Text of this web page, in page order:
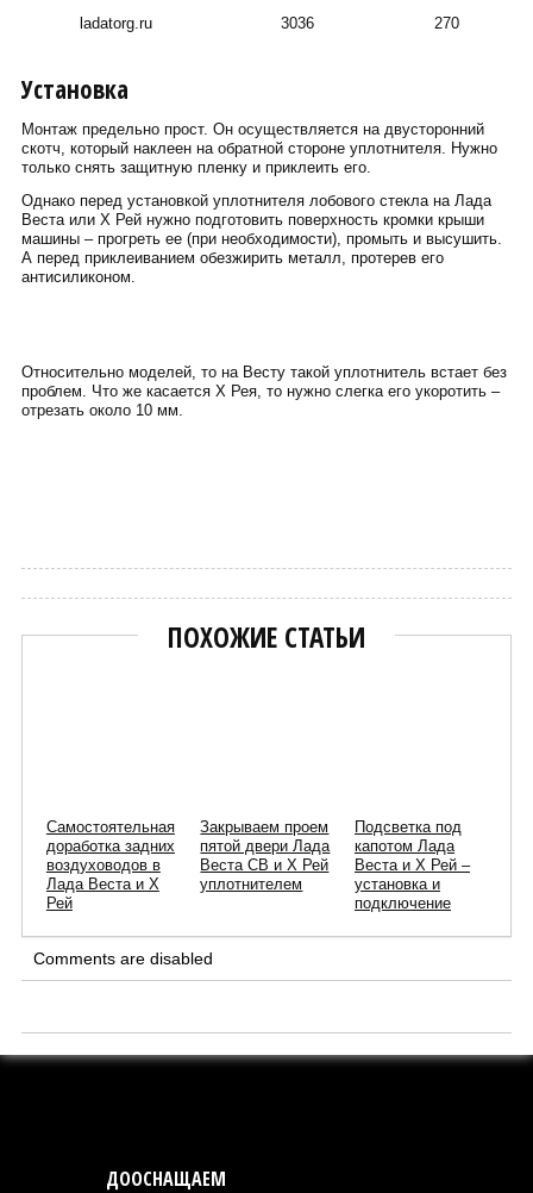
ladatorg.ru
3036 270
Установка
Монтаж предельно прост. Он осуществляется на двусторонний
скотч, который наклеен на обратной стороне уплотнителя. Нужно
только снять защитную пленку и приклеить его.
Однако перед установкой уплотнителя лобового стекла на Лада
Веста или Х Рей нужно подготовить поверхность кромки крыши
машины – прогреть ее (при необходимости), промыть и высушить.
А перед приклеиванием обезжирить металл, протерев его
антисиликоном.
Относительно моделей, то на Весту такой уплотнитель встает без
проблем. Что же касается Х Рея, то нужно слегка его укоротить –
отрезать около 10 мм.
ПОХОЖИЕ СТАТЬИ
Самостоятельная
доработка задних
воздуховодов в
Лада Веста и Х
Рей
Закрываем проем
пятой двери Лада
Веста СВ и Х Рей
уплотнителем
Подсветка под
капотом Лада
Веста и Х Рей –
установка и
подключение
Comments are disabled
ДООСНАЩАЕМ